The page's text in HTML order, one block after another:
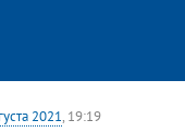
2021, 19:19